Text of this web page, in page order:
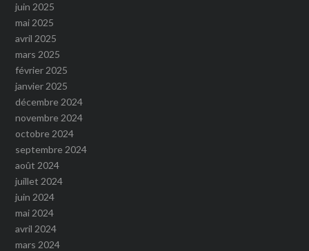
juin 2025
mai 2025
avril 2025
mars 2025
février 2025
janvier 2025
décembre 2024
novembre 2024
octobre 2024
septembre 2024
août 2024
juillet 2024
juin 2024
mai 2024
avril 2024
mars 2024